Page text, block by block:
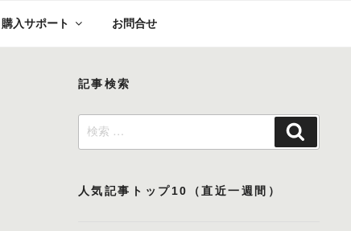
購入サポート お問合せ
記事検索
検
索:
索
人気記事トップ10（直近一週間）